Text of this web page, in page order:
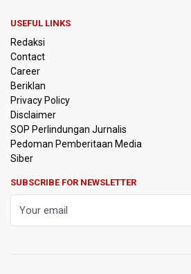
pada Unggahan Pasien BPJS
Polda Metro Jaya Pulangkan Tiga
Libya
Polisi Selidiki Temuan Senjata Api di
Swasta di Jaksel
995 Senjata Api Ditemukan di
Pinang, Jakarta Selatan
Pemerintah Tunda Penerapan Pajak
Jaga Daya Beli Masyarakat
USEFUL LINKS
Redaksi
Contact
Career
Beriklan
Privacy Policy
Disclaimer
SOP Perlindungan Jurnalis
Pedoman Pemberitaan Media
Siber
SUBSCRIBE FOR NEWSLETTER